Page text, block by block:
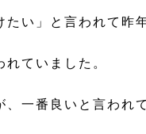
い」と言われて昨
ていました。
一番良いと言われ